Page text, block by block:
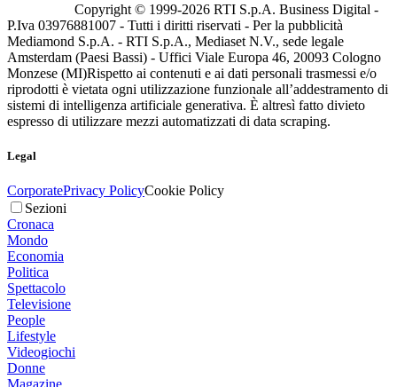
Copyright © 1999-2026 RTI S.p.A. Business Digital -
P.Iva 03976881007 - Tutti i diritti riservati - Per la pubblicità
Mediamond S.p.A. - RTI S.p.A., Mediaset N.V., sede legale
Amsterdam (Paesi Bassi) - Uffici Viale Europa 46, 20093 Cologno
Monzese (MI)Rispetto ai contenuti e ai dati personali trasmessi e/o
riprodotti è vietata ogni utilizzazione funzionale all’addestramento di
sistemi di intelligenza artificiale generativa. È altresì fatto divieto
espresso di utilizzare mezzi automatizzati di data scraping.
Legal
CorporatePrivacy PolicyCookie Policy
Sezioni
Cronaca
Mondo
Economia
Politica
Spettacolo
Televisione
People
Lifestyle
Videogiochi
Donne